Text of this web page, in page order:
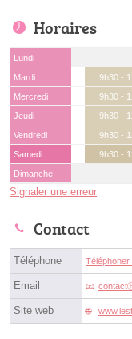
Horaires
Lundi
Mardi
9h30 -
Mercredi
9h30 -
Jeudi
9h30 -
Vendredi
9h30 -
Samedi
9h30 -
Dimanche
Signaler une erreur
Contact
Téléphone Téléphoner
Email
Site web